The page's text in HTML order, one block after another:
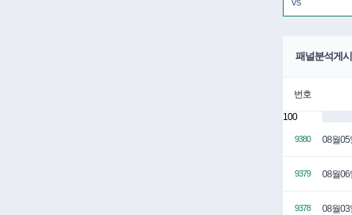
패널분석게
번호
100
9380 08월05
9379 08월06
9378 08월03